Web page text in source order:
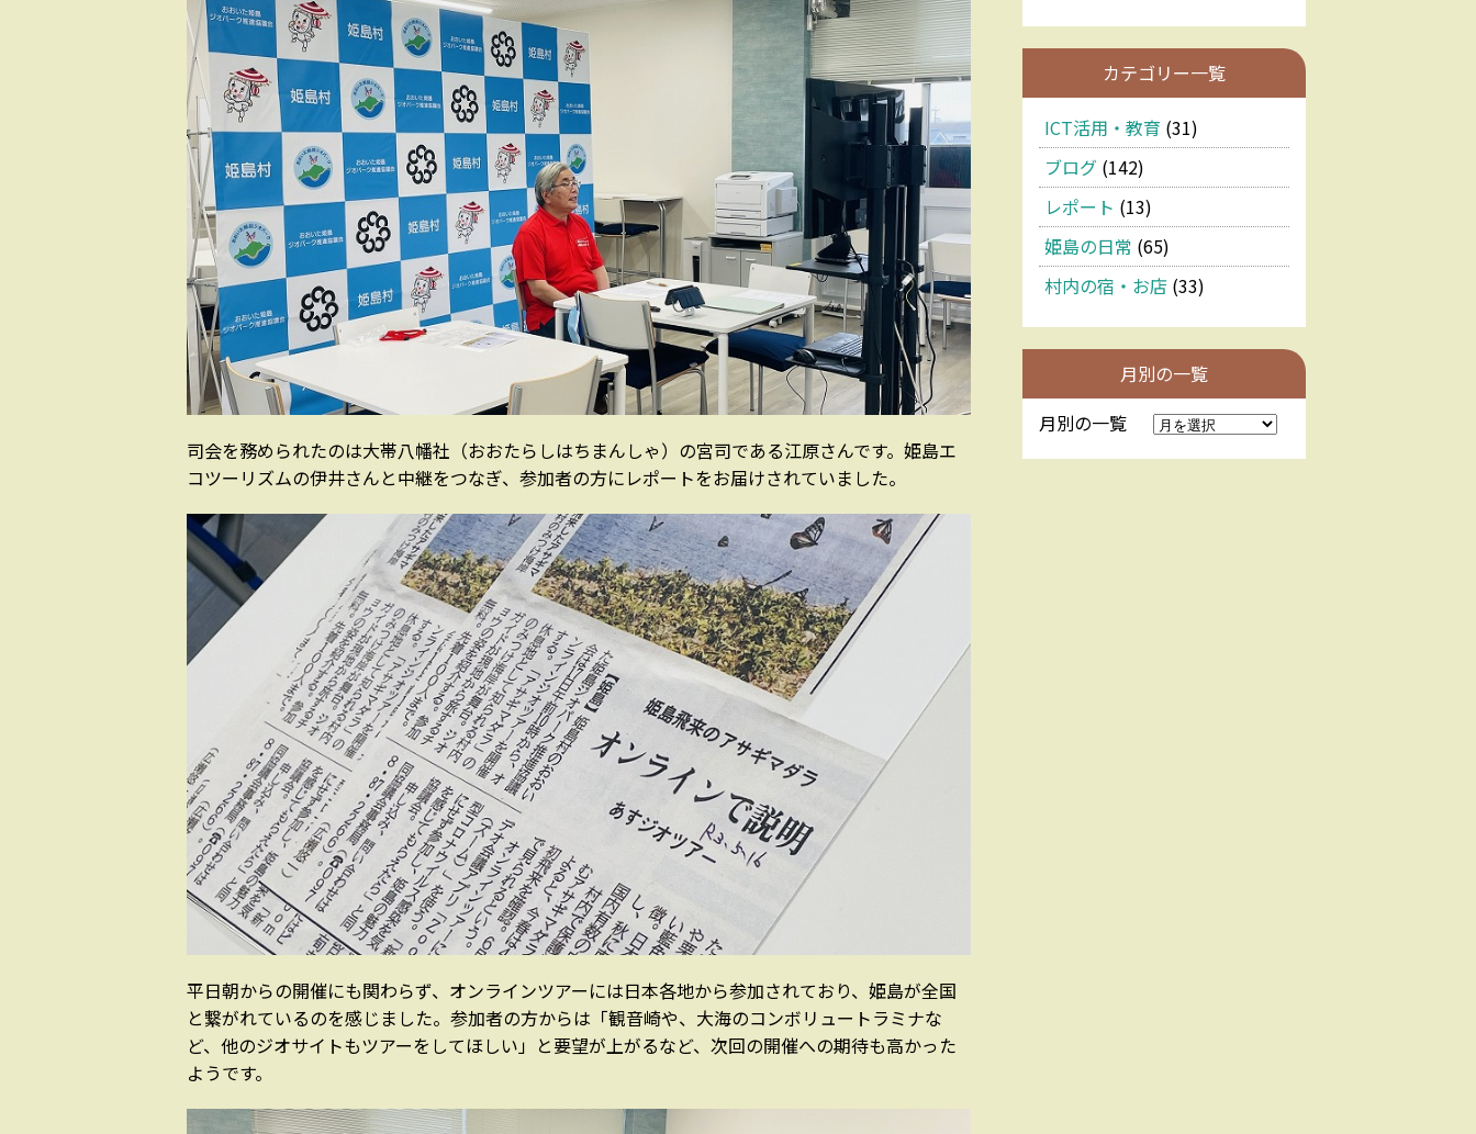
司会を務められたのは大帯八幡社（おおたらしはちまんしゃ）の宮司である江原さんです。姫島エ
コツーリズムの伊井さんと中継をつなぎ、参加者の方にレポートをお届けされていました。
平日朝からの開催にも関わらず、オンラインツアーには日本各地から参加されており、姫島が全国
と繋がれているのを感じました。参加者の方からは「観音崎や、大海のコンボリュートラミナな
ど、他のジオサイトもツアーをしてほしい」と要望が上がるなど、次回の開催への期待も高かった
ようです。
カテゴリー一覧
ICT活用・教育 (31)
ブログ(142)
レポート (13)
姫島の日常 (65)
村内の宿・お店(33)
月別の一覧
月別の一覧